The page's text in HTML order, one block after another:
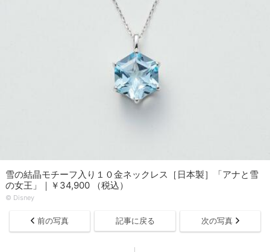
雪の結晶モチーフ入り１０金ネックレス［日本製］「アナと雪
の女王」｜￥34,900 （税込）
© Disney
前の写真 記事に戻る 次の写真